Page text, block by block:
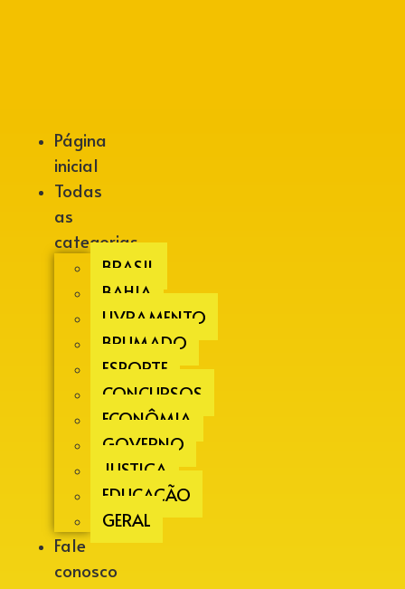
Página
inicial
Todas
as
categorias
BRASIL
BAHIA
LIVRAMENTO
BRUMADO
ESPORTE
CONCURSOS
ECONÔMIA
GOVERNO
JUSTIÇA
EDUCAÇÃO
GERAL
Fale
conosco